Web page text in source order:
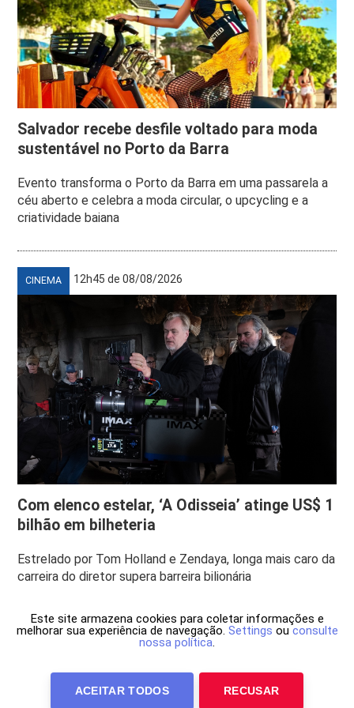
Salvador recebe desfile voltado para moda
sustentável no Porto da Barra
Evento transforma o Porto da Barra em uma passarela a
céu aberto e celebra a moda circular, o upcycling e a
criatividade baiana
CINEMA 12h45 de 08/08/2026
Com elenco estelar, ‘A Odisseia’ atinge US$ 1
bilhão em bilheteria
Estrelado por Tom Holland e Zendaya, longa mais caro da
carreira do diretor supera barreira bilionária
Este site armazena cookies para coletar informações e
melhorar sua experiência de navegação. Settings ou consulte
nossa política.
ACEITAR TODOS RECUSAR